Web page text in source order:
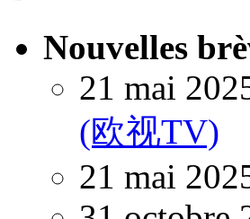
Nouvelles
21 mai
(欧视TV)
21 mai